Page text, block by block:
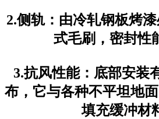
2.侧轨：由冷轧钢板烤
式毛刷，密封性
3.抗风性能：底部安装
布，它与各种不平坦地
填充缓冲材